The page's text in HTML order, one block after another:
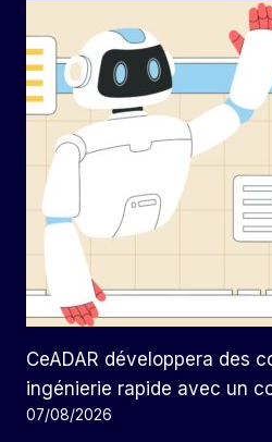
CeADAR développera des
ingénierie rapide avec un
07/08/2026